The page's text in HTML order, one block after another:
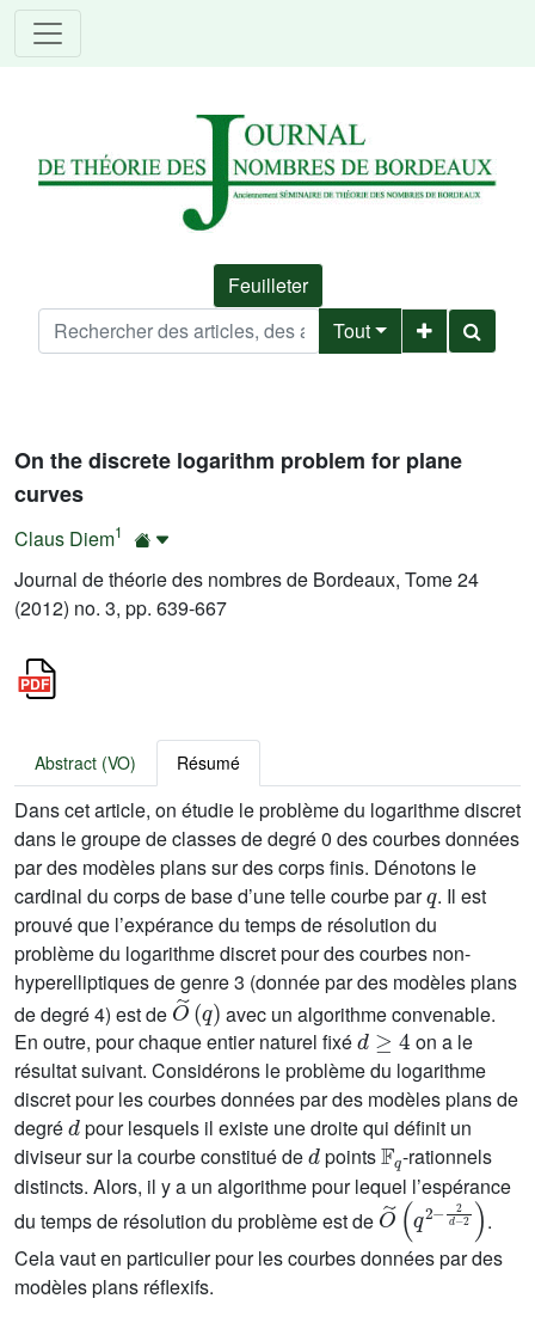
Feuilleter
Tout
On the discrete logarithm problem for plane
curves
Claus Diem1
Journal de théorie des nombres de Bordeaux, Tome 24
(2012) no. 3, pp. 639-667
Abstract (VO) Résumé
Dans cet article, on étudie le problème du logarithme discret
dans le groupe de classes de degré 0 des courbes données
par des modèles plans sur des corps finis. Dénotons le
cardinal du corps de base d’une telle courbe par
q
. Il est
prouvé que l’expérance du temps de résolution du
problème du logarithme discret pour des courbes non-
hyperelliptiques de genre 3 (donnée par des modèles plans
de degré 4) est de
O˜(q)
avec un algorithme convenable.
En outre, pour chaque entier naturel fixé
d≥4
on a le
résultat suivant. Considérons le problème du logarithme
discret pour les courbes données par des modèles plans de
degré
d
pour lesquels il existe une droite qui définit un
diviseur sur la courbe constitué de
d
points
𝔽q
-rationnels
distincts. Alors, il y a un algorithme pour lequel l’espérance
du temps de résolution du problème est de
O˜(q2-2d-
2)
.
Cela vaut en particulier pour les courbes données par des
modèles plans réflexifs.